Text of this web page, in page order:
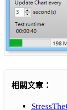
相關文章：